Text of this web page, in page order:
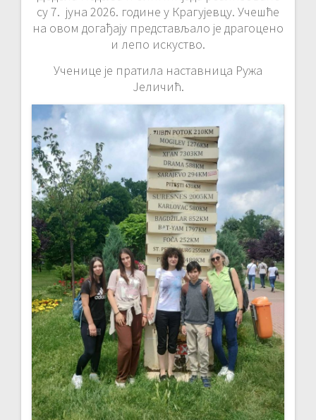
су 7. јуна 2026. године у Крагујевцу. Учешће
на овом догађају представљало је драгоцено
и лепо искуство.
Ученице је пратила наставница Ружа
Јеличић.